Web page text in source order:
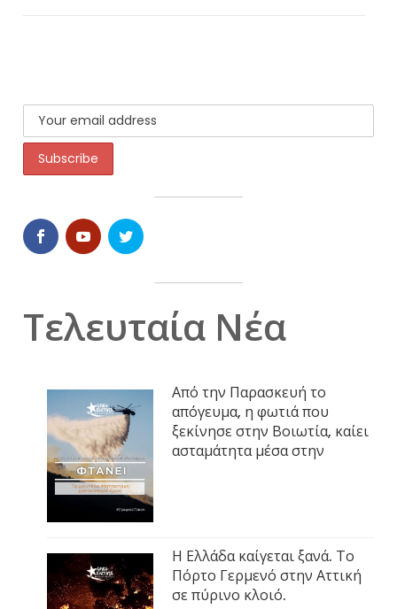
Τελευταία Νέα
Από την Παρασκευή το
απόγευμα, η φωτιά που
ξεκίνησε στην Βοιωτία, καίει
ασταμάτητα μέσα στην
Η Ελλάδα καίγεται ξανά. Το
Πόρτο Γερμενό στην Αττική
σε πύρινο κλοιό.